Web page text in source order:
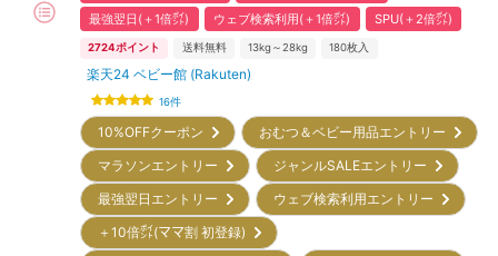
最強翌日(＋1倍㌽)
ウェブ検索利用(＋1倍㌽) SPU(＋2倍㌽)
2724ポイント 送料無料 13kg～28kg 180枚入
楽天24 ベビー館 (Rakuten)
16件
10%OFFクーポン
おむつ＆ベビー用品エントリー
マラソンエントリー
ジャンルSALEエントリー
最強翌日エントリー
ウェブ検索利用エントリー
＋10倍㌽(ママ割 初登録)